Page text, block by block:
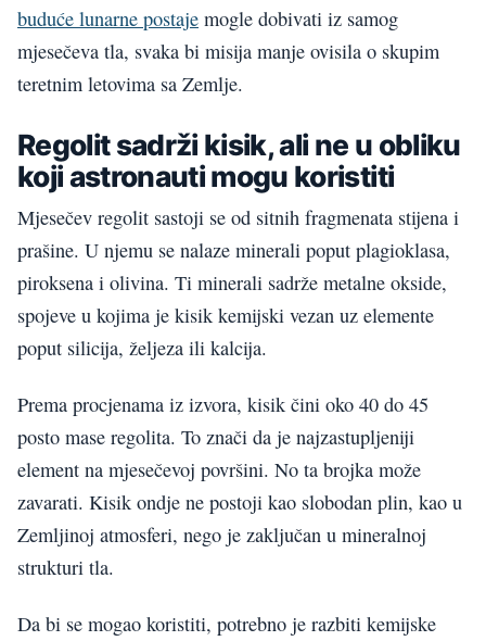
buduće lunarne postaje mogle dobivati iz samog
mjesečeva tla, svaka bi misija manje ovisila o skupim
teretnim letovima sa Zemlje.
Regolit sadrži kisik, ali ne u obliku
koji astronauti mogu koristiti
Mjesečev regolit sastoji se od sitnih fragmenata stijena i
prašine. U njemu se nalaze minerali poput plagioklasa,
piroksena i olivina. Ti minerali sadrže metalne okside,
spojeve u kojima je kisik kemijski vezan uz elemente
poput silicija, željeza ili kalcija.
Prema procjenama iz izvora, kisik čini oko 40 do 45
posto mase regolita. To znači da je najzastupljeniji
element na mjesečevoj površini. No ta brojka može
zavarati. Kisik ondje ne postoji kao slobodan plin, kao u
Zemljinoj atmosferi, nego je zaključan u mineralnoj
strukturi tla.
Da bi se mogao koristiti, potrebno je razbiti kemijske